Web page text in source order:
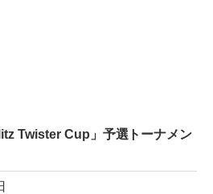
Twister Cup」予選トーナメン